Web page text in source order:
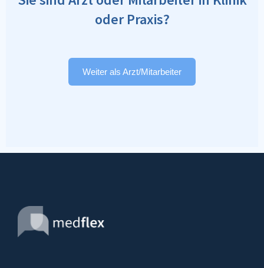
oder Praxis?
Weiter als Arzt/Mitarbeiter